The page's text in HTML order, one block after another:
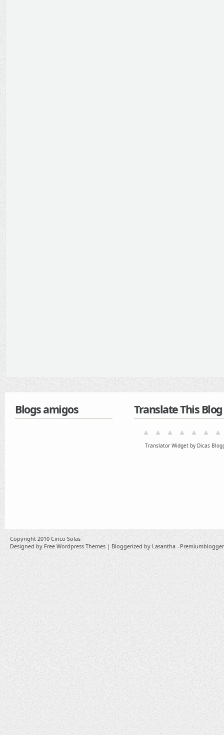
Blogs amigos Translate This Blog
Translator Widget by Dicas
Copyright 2010 Cinco Solas
Designed by Free Wordpress Themes | Bloggerized by Lasantha -